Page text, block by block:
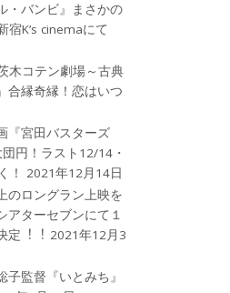
・バンビ』まさかの
K’s cinemaにて
木コテン劇場～古典
合縁奇縁！恋はいつ
『宮田バスターズ
円！ラスト12/14・
！
2021年12月14日
のロングラン上映を
アターセブンにて１
定︕︕ 2021年12月3
監督『いとみち』